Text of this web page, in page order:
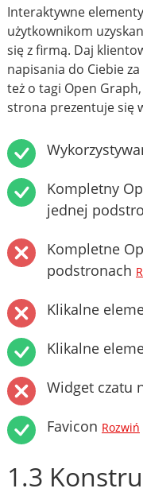
Interaktywne
użytkownikom
się z firmą. Daj
napisania do Ciebie
też o tagi Open
strona prezentuje się
Kompletny
jednej
Kompletne
podstronach
Klikalne
Klikalne
Widget czatu
Favicon Rozwiń
1.3